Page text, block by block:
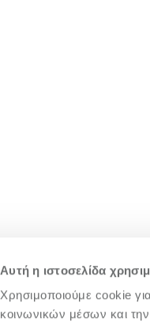
Αυτή η ιστοσελίδα
Χρησιμοποιούμε cookie
κοινωνικών μέσων και